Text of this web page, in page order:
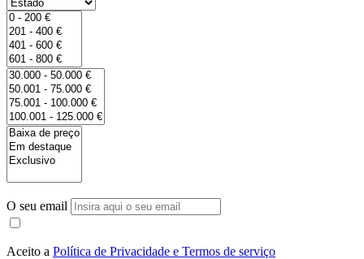
O seu email
Aceito a Política de Privacidade e Termos de serviço